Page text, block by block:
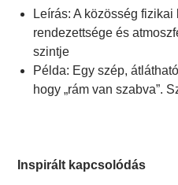
Leírás: A közösség
rendezettsége és
szintje
Példa: Egy szép,
hogy „rám van szabva”.
Inspirált kapcsolódás